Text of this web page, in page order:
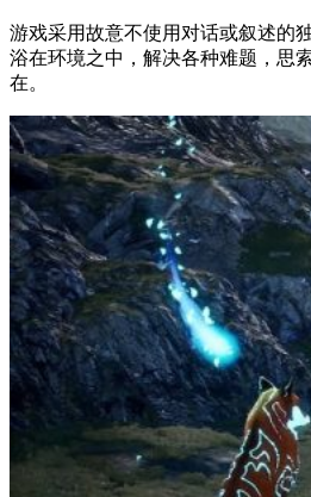
游戏采用故意不使用对话或叙述的
浴在环境之中，解决各种难题，思
在。